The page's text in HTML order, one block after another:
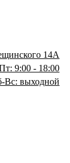
14А
9:00 - 18:00
Вс: выходной